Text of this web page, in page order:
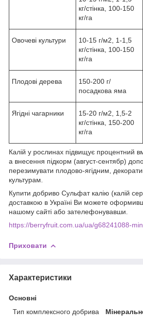
кг/стінка, 100-150
кг/га
Овочеві культури
10-15 г/м2, 1-1,5
кг/стінка, 100-150
кг/га
Плодові дерева
150-200 г/
посадкова яма
Ягідні чагарники
15-20 г/м2, 1,5-2
кг/стінка, 150-200
кг/га
Калій у рослинах підвищує процентний
а внесення підкорм (август-сентябр)
перезимувати плодово-ягідним,
культурам.
Купити добриво Сульфат калію (калій
доставкою в Україні Ви можете
нашому сайті або зателефонувавши.
https://berryfruit.com.ua/ua/g68241088-
Приховати
Характеристики
Основні
Тип комплексного добрива